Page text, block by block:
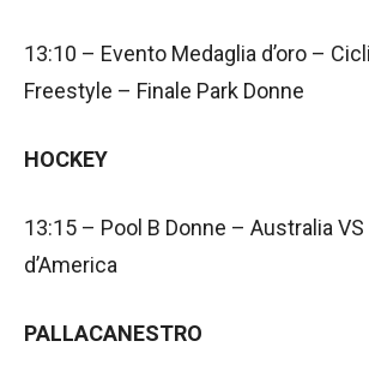
13:10 – Evento Medaglia d’oro –
Freestyle – Finale Park Donne
HOCKEY
13:15 – Pool B Donne – Australia
d’America
PALLACANESTRO